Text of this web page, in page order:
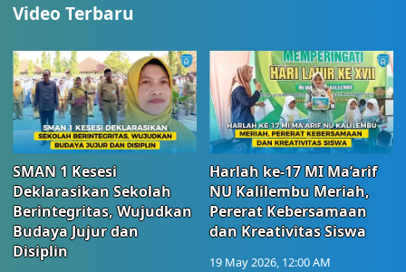
Video Terbaru
SMAN 1 Kesesi
Deklarasikan Sekolah
Berintegritas, Wujudkan
Budaya Jujur dan
Disiplin
Harlah ke-17 MI Ma’arif
NU Kalilembu Meriah,
Pererat Kebersamaan
dan Kreativitas Siswa
19 May 2026, 12:00 AM